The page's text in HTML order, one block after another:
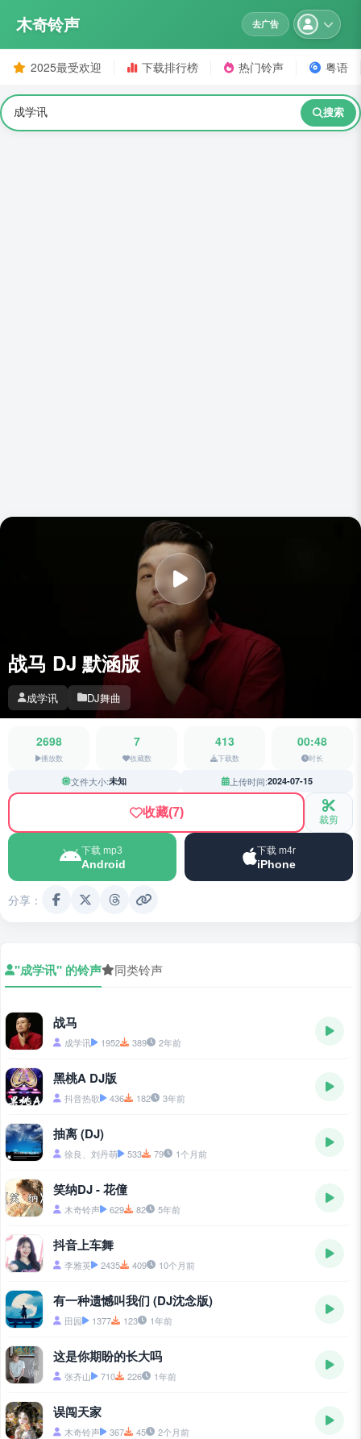
木奇铃声 去广告
2025最受欢迎 下载排行榜 热门铃声 粤语
搜索
战马 DJ 默涵版
成学讯 DJ舞曲
2698
播放数
7
收藏数
413
下载数
00:48
时长
文件大小:未知 上传时间:2024-07-15
收藏(7) 裁剪
下载 mp3
Android
下载 m4r
iPhone
分享：
"成学讯" 的铃声 同类铃声
战马
成学讯 1952 389 2年前
黑桃A DJ版
抖音热歌 436 182 3年前
抽离 (DJ)
徐良、刘丹萌 533 79 1个月前
笑纳DJ - 花僮
木奇铃声 629 82 5年前
抖音上车舞
李雅英 2435 409 10个月前
有一种遗憾叫我们 (DJ沈念版)
田园 1377 123 1年前
这是你期盼的长大吗
张齐山 710 226 1年前
误闯天家
木奇铃声 367 45 2个月前